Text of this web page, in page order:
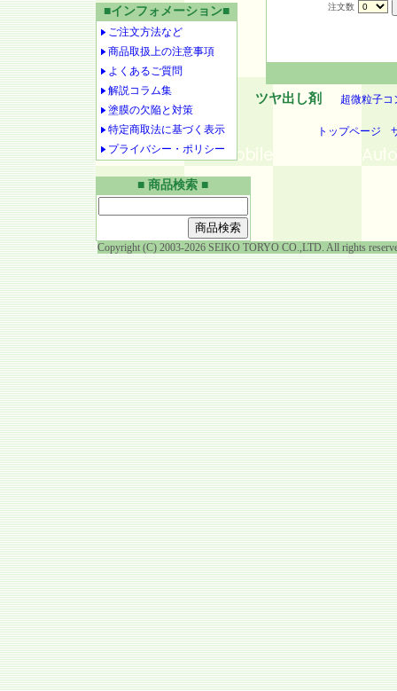
■インフォメーション■
ご注文方法など
商品取扱上の注意事項
よくあるご質問
解説コラム集
塗膜の欠陥と対策
特定商取法に基づく表示
プライバシー・ポリシー
注文数
ツヤ出し剤 超微粒子コ
トップページ
■ 商品検索 ■
Copyright (C) 2003-2026 SEIKO TORYO CO.,LTD. All rights